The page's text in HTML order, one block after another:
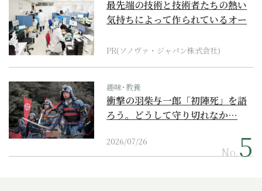
最先端の技術と技術者たちの熱い
気持ちによって作られているオー
PR(ソノヴァ・ジャパン株式会社)
趣味･教養
衝撃の羽柴与一郎「初陣死」を語
ろう。どうして守り切れなか…
2026/07/26
No.